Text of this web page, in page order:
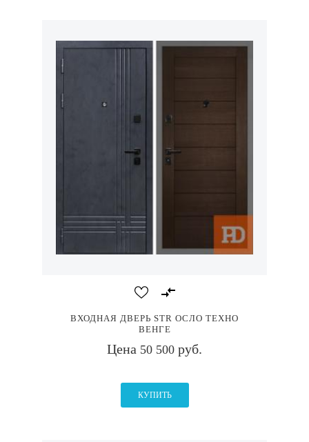
ВХОДНАЯ ДВЕРЬ STR ОСЛО ТЕХНО
ВЕНГЕ
Цена 50 500 руб.
КУПИТЬ